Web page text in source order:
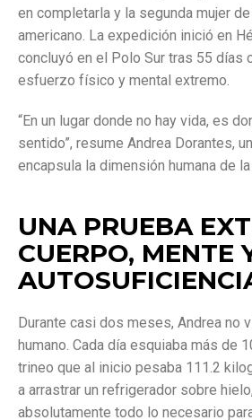
en completarla y la segunda mujer
americano. La expedición inició en
concluyó en el Polo Sur tras 55 días
esfuerzo físico y mental extremo.
“En un lugar donde no hay vida, es
sentido”, resume Andrea Dorantes,
encapsula la dimensión humana de
UNA PRUEBA
CUERPO, MENTE
Durante casi dos meses, Andrea no
humano. Cada día esquiaba más de
trineo que al inicio pesaba 111.2
a arrastrar un refrigerador sobre
absolutamente todo lo necesario